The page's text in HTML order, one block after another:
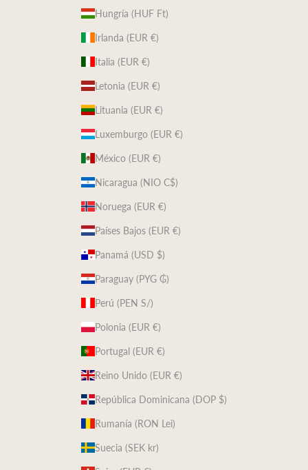
Hungría (HUF Ft)
Irlanda (EUR €)
Italia (EUR €)
Letonia (EUR €)
Lituania (EUR €)
Luxemburgo (EUR €)
México (EUR €)
Nicaragua (NIO C$)
Noruega (EUR €)
Países Bajos (EUR €)
Panamá (USD $)
Paraguay (PYG ₲)
Perú (PEN S/)
Polonia (EUR €)
Portugal (EUR €)
Reino Unido (EUR €)
República Dominicana (DOP $)
Rumanía (RON Lei)
Suecia (SEK kr)